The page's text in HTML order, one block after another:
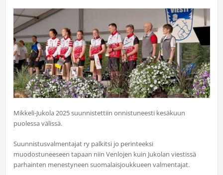
Mikkeli-Jukola 2025 suunnistettiin onnistuneesti kesäkuun
puolessa välissä.
Suunnistusvalmentajat ry palkitsi jo perinteeksi
muodostuneeseen tapaan niin Venlojen kuin Jukolan viestissä
parhainten menestyneen suomalaisjoukkueen valmentajat.